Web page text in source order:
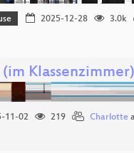
2025-12-28 3.0k
Klassenzimmer)
11-02 219 Charlotte